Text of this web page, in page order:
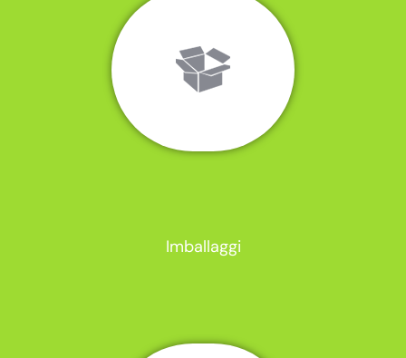
Imballaggi